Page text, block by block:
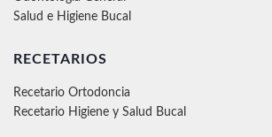
Salud e Higiene Bucal
RECETARIOS
Recetario Ortodoncia
Recetario Higiene y Salud Bucal